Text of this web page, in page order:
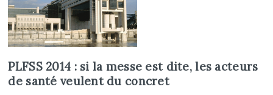
PLFSS 2014 : si la messe est dite, les acteurs
de santé veulent du concret